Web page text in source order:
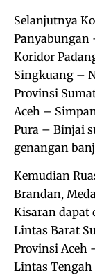
Selanjutnya
Panyabungan
Koridor
Singkuang –
Provinsi
Aceh –
Pura – Binjai
genangan
Kemudian
Brandan,
Kisaran dapat
Lintas Barat
Provinsi Aceh
Lintas